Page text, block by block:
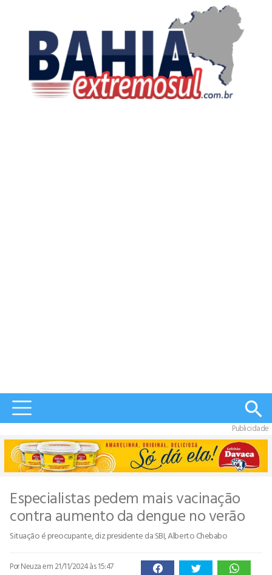
Publicidade
Especialistas pedem mais vacinação
contra aumento da dengue no verão
Situação é preocupante, diz presidente da SBI, Alberto Chebabo
Por Neuzaem 21/11/2024 às 15:47